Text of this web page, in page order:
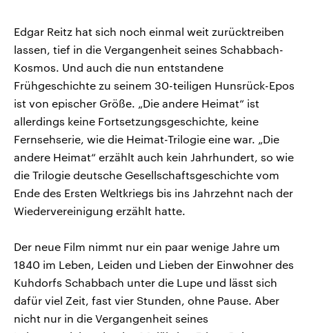
Audio-Archiv
Edgar Reitz hat sich noch einmal weit zurücktreiben
lassen, tief in die Vergangenheit seines Schabbach-
Kosmos. Und auch die nun entstandene
Frühgeschichte zu seinem 30-teiligen Hunsrück-Epos
ist von epischer Größe. „Die andere Heimat“ ist
allerdings keine Fortsetzungsgeschichte, keine
Fernsehserie, wie die Heimat-Trilogie eine war. „Die
andere Heimat“ erzählt auch kein Jahrhundert, so wie
die Trilogie deutsche Gesellschaftsgeschichte vom
Ende des Ersten Weltkriegs bis ins Jahrzehnt nach der
Wiedervereinigung erzählt hatte.
Der neue Film nimmt nur ein paar wenige Jahre um
1840 im Leben, Leiden und Lieben der Einwohner des
Kuhdorfs Schabbach unter die Lupe und lässt sich
dafür viel Zeit, fast vier Stunden, ohne Pause. Aber
nicht nur in die Vergangenheit seines